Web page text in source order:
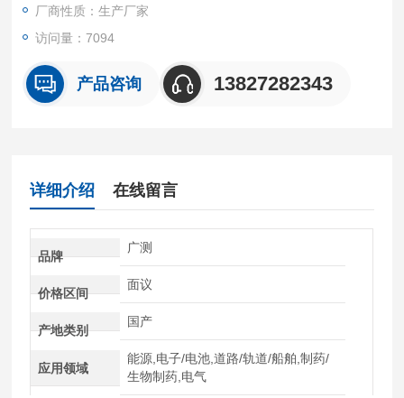
厂商性质：生产厂家
访问量：7094
产品咨询 13827282343
详细介绍 在线留言
品牌
广测
价格区间
面议
产地类别
国产
应用领域
能源,电子/电池,道路/轨道/船舶,制药/
生物制药,电气